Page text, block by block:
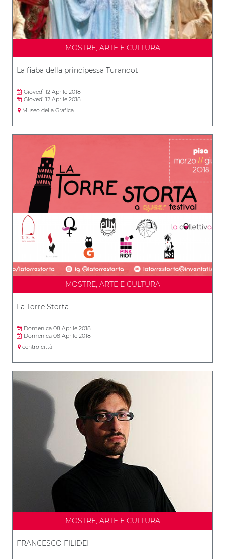
MOSTRE, ARTE E CULTURA
La fiaba della principessa Turandot
Giovedì 12 Aprile 2018
Giovedì 12 Aprile 2018
Museo della Grafica
MOSTRE, ARTE E CULTURA
La Torre Storta
Domenica 08 Aprile 2018
Domenica 08 Aprile 2018
centro città
MOSTRE, ARTE E CULTURA
FRANCESCO FILIDEI